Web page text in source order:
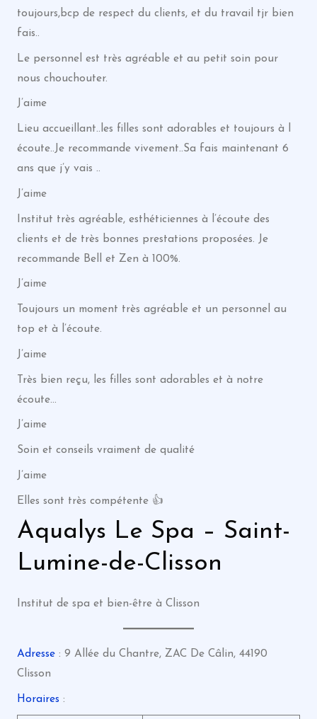
toujours,bcp de respect du clients, et du travail tjr bien
fais..
Le personnel est très agréable et au petit soin pour
nous chouchouter.
J’aime
Lieu accueillant..les filles sont adorables et toujours à l
écoute..Je recommande vivement..Sa fais maintenant 6
ans que j’y vais ..
J’aime
Institut très agréable, esthéticiennes à l’écoute des
clients et de très bonnes prestations proposées. Je
recommande Bell et Zen à 100%.
J’aime
Toujours un moment très agréable et un personnel au
top et à l’écoute.
J’aime
Très bien reçu, les filles sont adorables et à notre
écoute…
J’aime
Soin et conseils vraiment de qualité
J’aime
Elles sont très compétente 👍
Aqualys Le Spa – Saint-
Lumine-de-Clisson
Institut de spa et bien-être à Clisson
Adresse: 9 Allée du Chantre, ZAC De Câlin, 44190
Clisson
Horaires :